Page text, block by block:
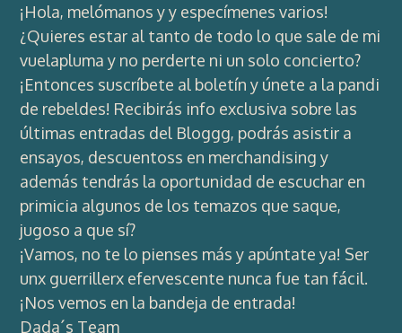
¡Hola, melómanos y y especímenes varios!
¿Quieres estar al tanto de todo lo que sale de mi
vuelapluma y no perderte ni un solo concierto?
¡Entonces suscríbete al boletín y únete a la pandi
de rebeldes! Recibirás info exclusiva sobre las
últimas entradas del Bloggg, podrás asistir a
ensayos, descuentoss en merchandising y
además tendrás la oportunidad de escuchar en
primicia algunos de los temazos que saque,
jugoso a que sí?
¡Vamos, no te lo pienses más y apúntate ya! Ser
unx guerrillerx efervescente nunca fue tan fácil.
¡Nos vemos en la bandeja de entrada!
Dada´s Team